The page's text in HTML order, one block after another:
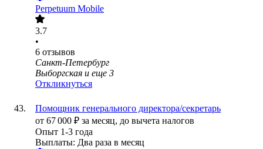
Perpetuum Mobile
3.7
•
6 отзывов
Санкт-Петербург
Выборгская и еще 3
Откликнуться
Помощник генерального директора/секретарь
от 67 000 ₽ за месяц, до вычета налогов
Опыт 1-3 года
Выплаты: Два раза в месяц